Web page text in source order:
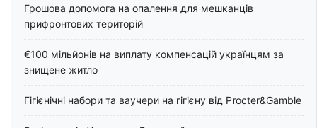
Грошова допомога на опалення для мешканців
прифронтових територій
€100 мільйонів на виплату компенсацій українцям за
знищене житло
Гігієнічні набори та ваучери на гігієну від Procter&Gamble